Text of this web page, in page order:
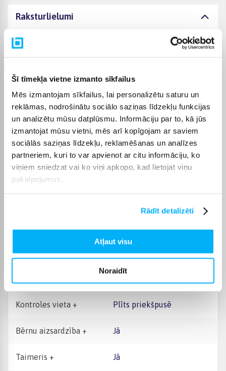
Šī tīmekļa vietne izmanto sīkfailus
Mēs izmantojam sīkfailus, lai personalizētu saturu un
reklāmas, nodrošinātu sociālo saziņas līdzekļu funkcijas
un analizētu mūsu datplūsmu. Informāciju par to, kā jūs
izmantojat mūsu vietni, mēs arī kopīgojam ar saviem
sociālās saziņas līdzekļu, reklamēšanas un analīzes
partneriem, kuri to var apvienot ar citu informāciju, ko
viņiem sniedzat vai ko viņi apkopo, kad lietojat viņu
pakalpojumus.
Rādīt detalizēti
Atļaut visu
Noraidīt
Raksturlielumi
Ražotājs
Garantijas laiks 24 mēn.
Komplektēšanas valsts Spānija
Jauda 4600 W
Platuma intervāls, cm 50 - 59 cm
Plīts pārklājums Stikls
Kontroles vieta + Plīts priekšpusē
Bērnu aizsardzība + Jā
Taimeris + Jā